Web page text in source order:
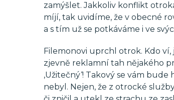
zamýšlet. Jakkoliv konflikt
míjí, tak uvidíme, že v obecné
a s tím už se potkáváme i ve
Filemonovi uprchl otrok. Kdo ví,
zjevně reklamní tah nějakého
‚Užitečný‘! Takový se vám
nebyl. Nejen, že z otrocké